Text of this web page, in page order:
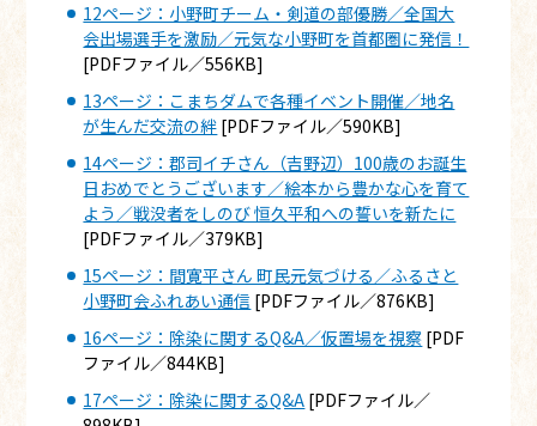
12ページ：小野町チーム・剣道の部優勝／全国大
会出場選手を激励／元気な小野町を首都圏に発信！
[PDFファイル／556KB]
13ページ：こまちダムで各種イベント開催／地名
が生んだ交流の絆 [PDFファイル／590KB]
14ページ：郡司イチさん（吉野辺）100歳のお誕生
日おめでとうございます／絵本から豊かな心を育て
よう／戦没者をしのび 恒久平和への誓いを新たに
[PDFファイル／379KB]
15ページ：間寛平さん 町民元気づける／ふるさと
小野町会ふれあい通信 [PDFファイル／876KB]
16ページ：除染に関するQ&A／仮置場を視察 [PDF
ファイル／844KB]
17ページ：除染に関するQ&A [PDFファイル／